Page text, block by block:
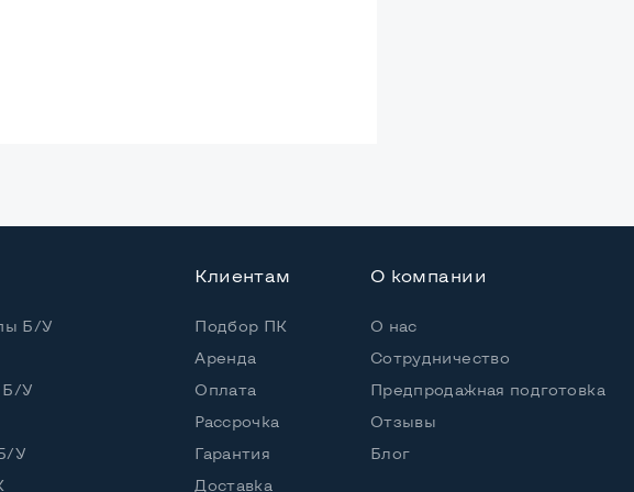
i5-8250U
8 потоков
Б/У
Б/У
У
Клиентам
Подбор ПК
Аренда
Оплата
Рассрочка
Гарантия
Доставка
О компании
О нас
Сотрудничество
Предпродажная подготовка
Отзывы
Блог